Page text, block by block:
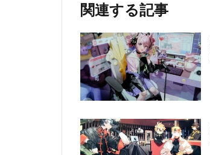
関連する記事